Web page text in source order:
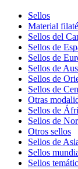
Sellos
Material
Sellos del
Sellos de
Sellos de
Sellos de
Sellos de
Sellos de
Otras
Sellos de
Sellos de
Otros sellos
Sellos de
Sellos
Sellos